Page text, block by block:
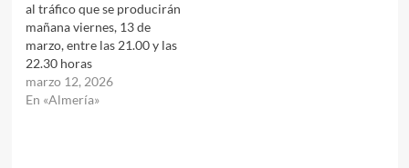
al tráfico que se producirán
mañana viernes, 13 de
marzo, entre las 21.00 y las
22.30 horas
marzo 12, 2026
En «Almería»